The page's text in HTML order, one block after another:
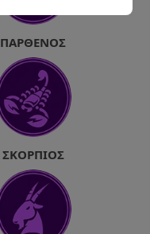
ΠΑΡΘΈΝΟΣ
ΣΚΟΡΠΙΌΣ